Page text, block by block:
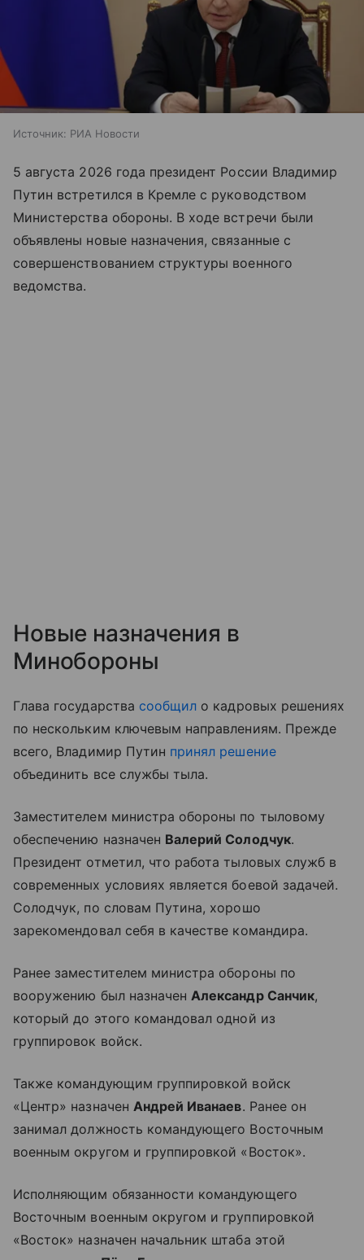
Источник: РИА Новости
5 августа 2026 года президент России Владимир
Путин встретился в Кремле с руководством
Министерства обороны. В ходе встречи были
объявлены новые назначения, связанные с
совершенствованием структуры военного
ведомства.
Новые назначения в
Минобороны
Глава государства сообщил о кадровых решениях
по нескольким ключевым направлениям. Прежде
всего, Владимир Путин принял решение
объединить все службы тыла.
Заместителем министра обороны по тыловому
обеспечению назначен Валерий Солодчук.
Президент отметил, что работа тыловых служб в
современных условиях является боевой задачей.
Солодчук, по словам Путина, хорошо
зарекомендовал себя в качестве командира.
Ранее заместителем министра обороны по
вооружению был назначенАлександр Санчик,
который до этого командовал одной из
группировок войск.
Также командующим группировкой войск
«Центр» назначен Андрей Иванаев. Ранее он
занимал должность командующего Восточным
военным округом и группировкой «Восток».
Исполняющим обязанности командующего
Восточным военным округом и группировкой
«Восток» назначен начальник штаба этой